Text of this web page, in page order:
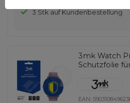
3 Stk auf Kundenbestellung
3mk Watch
Schutzfolie
EAN: